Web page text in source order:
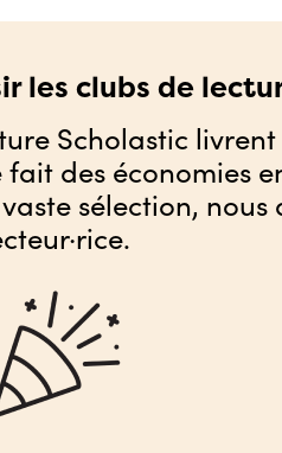
les clubs de
Scholastic
fait des économies
sélection,